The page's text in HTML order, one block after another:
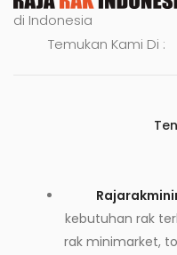
di Indonesia
Temukan Kami Di :
kebutuhan rak
rak minimarket,